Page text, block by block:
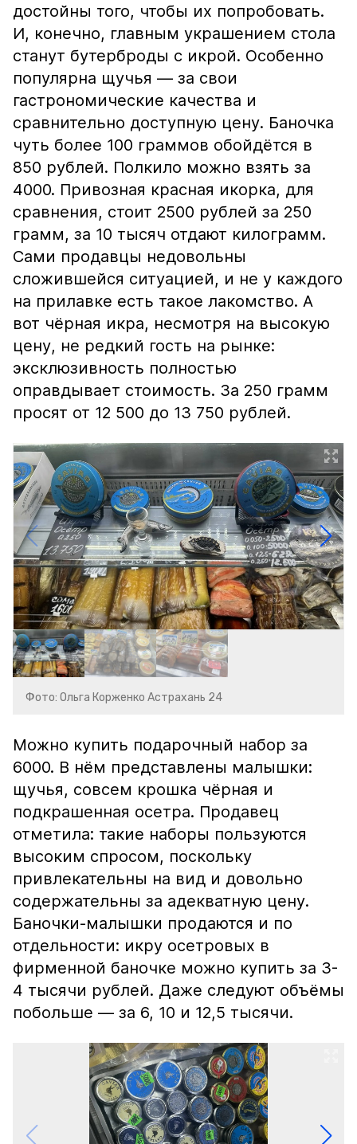
достойны того, чтобы их попробовать.
И, конечно, главным украшением стола
станут бутерброды с икрой. Особенно
популярна щучья — за свои
гастрономические качества и
сравнительно доступную цену. Баночка
чуть более 100 граммов обойдётся в
850 рублей. Полкило можно взять за
4000. Привозная красная икорка, для
сравнения, стоит 2500 рублей за 250
грамм, за 10 тысяч отдают килограмм.
Сами продавцы недовольны
сложившейся ситуацией, и не у каждого
на прилавке есть такое лакомство. А
вот чёрная икра, несмотря на высокую
цену, не редкий гость на рынке:
эксклюзивность полностью
оправдывает стоимость. За 250 грамм
просят от 12 500 до 13 750 рублей.
Фото: Ольга Корженко Астрахань 24
Можно купить подарочный набор за
6000. В нём представлены малышки:
щучья, совсем крошка чёрная и
подкрашенная осетра. Продавец
отметила: такие наборы пользуются
высоким спросом, поскольку
привлекательны на вид и довольно
содержательны за адекватную цену.
Баночки-малышки продаются и по
отдельности: икру осетровых в
фирменной баночке можно купить за 3-
4 тысячи рублей. Даже следуют объёмы
побольше — за 6, 10 и 12,5 тысячи.